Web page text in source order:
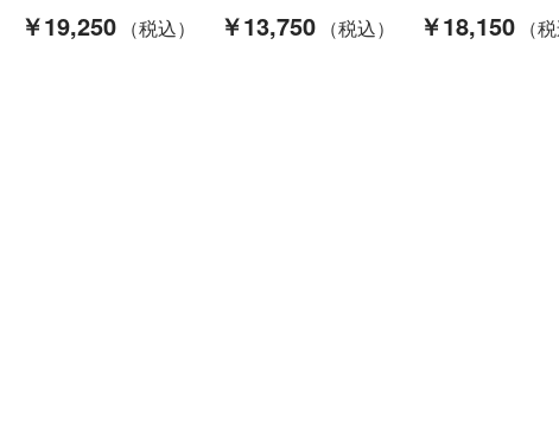
￥19,250 ￥13,750 ￥18,150